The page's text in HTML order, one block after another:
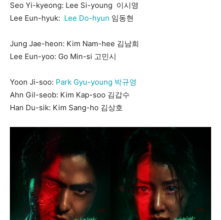
Seo Yi-kyeong: Lee Si-young 이시영
Lee Eun-hyuk: Lee Do-hyun 임동현
Jung Jae-heon: Kim Nam-hee 김남희
Lee Eun-yoo: Go Min-si 고민시
Yoon Ji-soo: Park Gyu-young 박규영
Ahn Gil-seob: Kim Kap-soo 김갑수
Han Du-sik: Kim Sang-ho 김상호